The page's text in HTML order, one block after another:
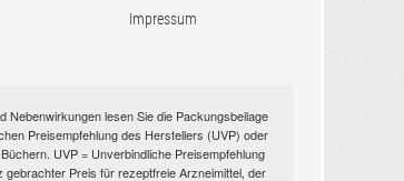
Impressum
Nebenwirkungen lesen Sie die Packungsbeilage
Preisempfehlung des Herstellers (UVP) oder
UVP = Unverbindliche Preisempfehlung
Preis für rezeptfreie Arzneimittel, der